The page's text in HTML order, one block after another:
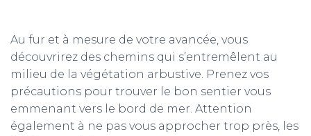
Au fur et à mesure de votre avancée, vous
découvrirez des chemins qui s’entremêlent au
milieu de la végétation arbustive. Prenez vos
précautions pour trouver le bon sentier vous
emmenant vers le bord de mer. Attention
également à ne pas vous approcher trop près, les